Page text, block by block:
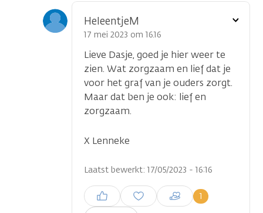
HeleentjeM
17 mei 2023 om 16.16
Lieve Dasje, goed je hier weer te
zien. Wat zorgzaam en lief dat je
voor het graf van je ouders zorgt.
Maar dat ben je ook: lief en
zorgzaam.
X Lenneke
Laatst bewerkt: 17/05/2023 - 16:16
1
Inloggen om een reactie te
plaatsen
Toon